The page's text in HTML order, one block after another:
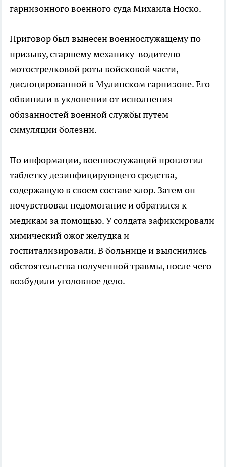
гарнизонного военного суда Михаила Носко.
Приговор был вынесен военнослужащему по
призыву, старшему механику-водителю
мотострелковой роты войсковой части,
дислоцированной в Мулинском гарнизоне. Его
обвинили в уклонении от исполнения
обязанностей военной службы путем
симуляции болезни.
По информации, военнослужащий проглотил
таблетку дезинфицирующего средства,
содержащую в своем составе хлор. Затем он
почувствовал недомогание и обратился к
медикам за помощью. У солдата зафиксировали
химический ожог желудка и
госпитализировали. В больнице и выяснились
обстоятельства полученной травмы, после чего
возбудили уголовное дело.